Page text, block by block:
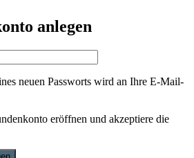
anlegen
neuen Passworts wird an Ihre E-Mail-
eröffnen und akzeptiere die